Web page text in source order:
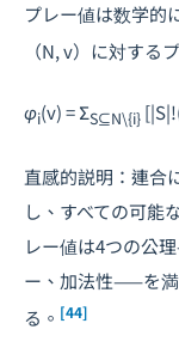
プレー値は数学的
（N,v）に対する
φi(v) = ΣS⊆N\{i} [|S
直感的説明：連合
し、すべての可能
レー値は4つの公
ー、加法性——を
る。 [44]